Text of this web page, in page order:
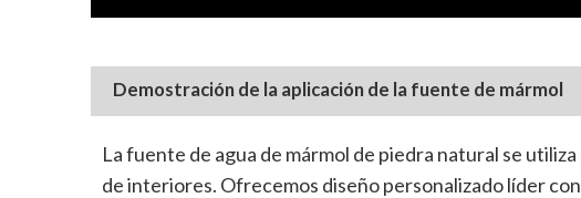
Demostración de la aplicación de la fuente de mármol
La fuente de agua de mármol de piedra natural se
de interiores. Ofrecemos diseño personalizado líder